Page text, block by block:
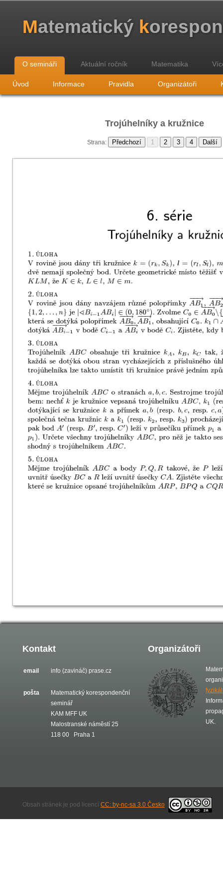
Matematický k
O semináři Aktuální ročník Matematika
Úvod Informace Pravidla Organizátoři
Trojúhelníky a kružnice
Strana:
Kontakt
email info (zavináč) prase.cz
pošta
Matematický korespondenční
seminář
KAM MFF UK
Malostranské náměstí 25
118 00 Praha 1
Organizátoři
UK.
Obsah stránek je pod licencí CC: by-nc-sa 3.0 Česko